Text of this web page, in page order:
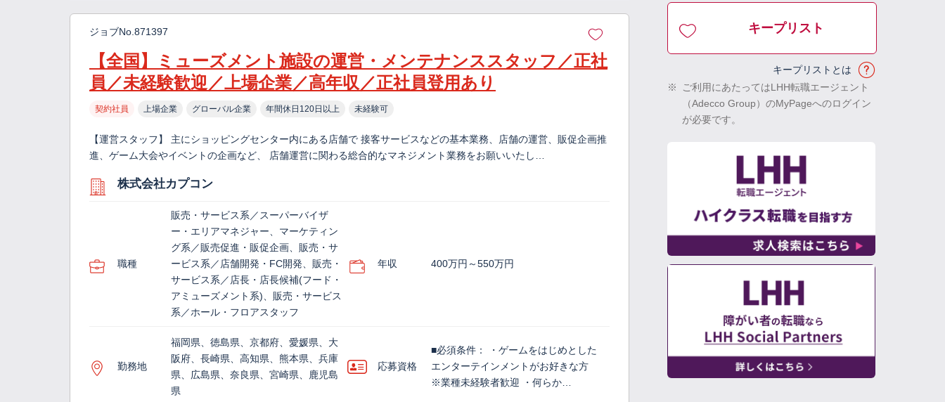
ジョブNo.871397
【全国】ミューズメント施設の運営・メンテナンススタッフ／正社
員／未経験歓迎／上場企業／高年収／正社員登用あり
契約社員 上場企業 グローバル企業 年間休日120日以上 未経験可
【運営スタッフ】 主にショッピングセンター内にある店舗で 接客サービスなどの基本業務、店舗の運営、販促企画推
進、ゲーム大会やイベントの企画など、 店舗運営に関わる総合的なマネジメント業務をお願いいたし…
株式会社カプコン
職種
販売・サービス系／スーパーバイザ
ー・エリアマネジャー、マーケティン
グ系／販売促進・販促企画、販売・サ
ービス系／店舗開発・FC開発、販売・
サービス系／店長・店長候補(フード・
アミューズメント系)、販売・サービス
系／ホール・フロアスタッフ
年収 400万円～550万円
勤務地
福岡県、徳島県、京都府、愛媛県、大
阪府、長崎県、高知県、熊本県、兵庫
県、広島県、奈良県、宮崎県、鹿児島
県
応募資格
■必須条件： ・ゲームをはじめとした
エンターテインメントがお好きな方
※業種未経験者歓迎 ・何らか…
キープリスト
キープリストとは
※
ご利用にあたってはLHH転職エージェント
（Adecco Group）のMyPageへのログイン
が必要です。